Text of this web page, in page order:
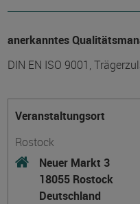
anerkanntes
DIN EN ISO 9001,
Veranstaltungsort
Rostock
Neuer Markt 3
18055 Rostock
Deutschland